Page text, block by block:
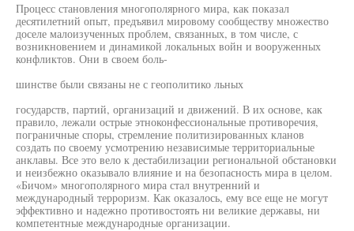
Процесс становления многополярного мира, как показал
десятилетний опыт, предъявил мировому сообществу множество
доселе малоизученных проблем, связанных, в том числе, с
возникновением и динамикой локальных войн и вооруженных
конфликтов. Они в своем боль-
шинстве были связаны не с геополитико льных
государств, партий, организаций и движений. В их основе, как
правило, лежали острые этноконфессиональные противоречия,
пограничные споры, стремление политизированных кланов
создать по своему усмотрению независимые территориальные
анклавы. Все это вело к дестабилизации региональной обстановки
и неизбежно оказывало влияние и на безопасность мира в целом.
«Бичом» многополярного мира стал внутренний и
международный терроризм. Как оказалось, ему все еще не могут
эффективно и надежно противостоять ни великие державы, ни
компетентные международные организации.